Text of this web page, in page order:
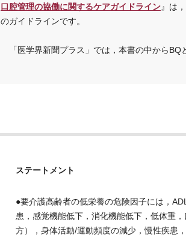
口腔管理の協働に関するケアガイドライン』は
のガイドラインです。
「医学界新聞プラス」では，本書の中からBQ
ステートメント
●要介護高齢者の低栄養の危険因子には，
患，感覚機能低下，消化機能低下，低体重
方），身体活動/運動頻度の減少，慢性疾患